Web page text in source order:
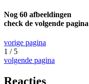
Nog 60 afbeeldingen
check de volgende pagina
vorige pagina
1 / 5
volgende pagina
Reacties